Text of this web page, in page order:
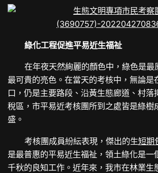
綠化工程促進平易近生福祉
在年夜天然絢麗的顏色中，綠色是最
最可貴的亮色。在當天的考核中，無論是
口，仍是主要路段、沿黃生態廊道、村落
稅區，市平易近考核團所到之處皆是綠樹
盛。
考核團成員紛紜表現，傑出的生短期
是最普惠的平易近生福祉，領土綠化是一
千秋的良知工作。近年來，我市在林業生